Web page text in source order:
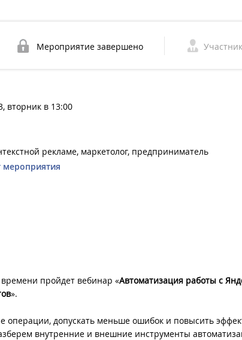
Мероприятие завершено
вторник в 13:00
рекламе, маркетолог, предприниматель
мероприятия
времени пройдет вебинар «Автоматизация работы с
».
операции, допускать меньше ошибок и повысить
внутренние и внешние инструменты